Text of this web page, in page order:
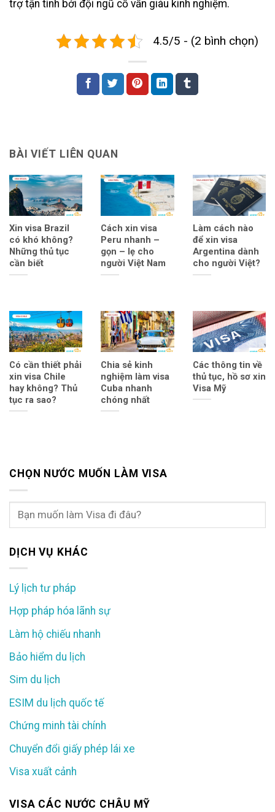
trợ tận tình bởi đội ngũ cố vấn giàu kinh nghiệm.
4.5/5 - (2 bình chọn)
BÀI VIẾT LIÊN QUAN
Xin visa Brazil
có khó không?
Những thủ tục
cần biết
Cách xin visa
Peru nhanh –
gọn – lẹ cho
người Việt Nam
Làm cách nào
để xin visa
Argentina dành
cho người Việt?
Có cần thiết phải
xin visa Chile
hay không? Thủ
tục ra sao?
Chia sẻ kinh
nghiệm làm visa
Cuba nhanh
chóng nhất
Các thông tin về
thủ tục, hồ sơ xin
Visa Mỹ
CHỌN NƯỚC MUỐN LÀM VISA
DỊCH VỤ KHÁC
Lý lịch tư pháp
Hợp pháp hóa lãnh sự
Làm hộ chiếu nhanh
Bảo hiểm du lịch
Sim du lịch
ESIM du lịch quốc tế
Chứng minh tài chính
Chuyển đổi giấy phép lái xe
Visa xuất cảnh
VISA CÁC NƯỚC CHÂU MỸ